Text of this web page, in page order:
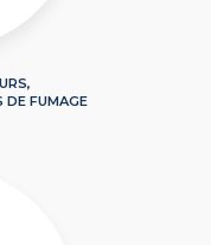
DE FUMAGE